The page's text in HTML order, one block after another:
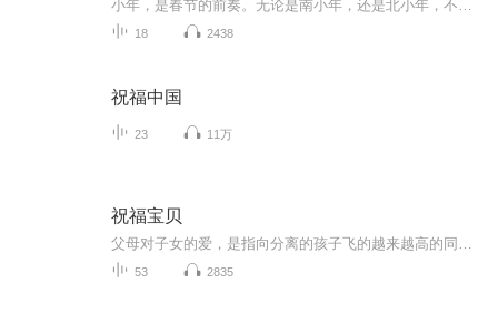
18 2438
祝福中国
23 11万
祝福宝贝
53 2835